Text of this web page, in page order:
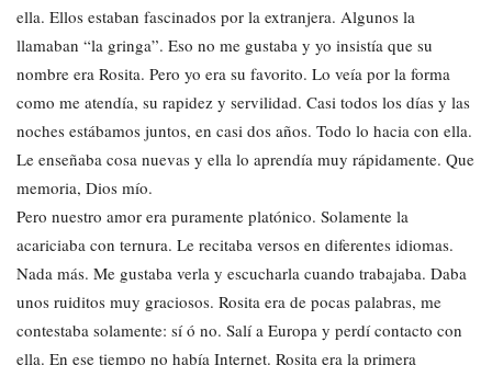
ella. Ellos estaban fascinados por la extranjera. Algunos la
llamaban “la gringa”. Eso no me gustaba y yo insistía que su
nombre era Rosita. Pero yo era su favorito. Lo veía por la forma
como me atendía, su rapidez y servilidad. Casi todos los días y las
noches estábamos juntos, en casi dos años. Todo lo hacia con ella.
Le enseñaba cosa nuevas y ella lo aprendía muy rápidamente. Que
memoria, Dios mío.
Pero nuestro amor era puramente platónico. Solamente la
acariciaba con ternura. Le recitaba versos en diferentes idiomas.
Nada más. Me gustaba verla y escucharla cuando trabajaba. Daba
unos ruiditos muy graciosos. Rosita era de pocas palabras, me
contestaba solamente: sí ó no. Salí a Europa y perdí contacto con
ella. En ese tiempo no había Internet. Rosita era la primera